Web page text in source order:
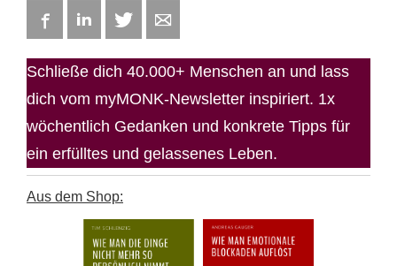
FacebookLinkedIn Twitter
Schließe dich 40.000+ Menschen an und lass
dich vom myMONK-Newsletter inspiriert. 1x
wöchentlich Gedanken und konkrete Tipps für
ein erfülltes und gelassenes Leben.
Aus dem Shop: